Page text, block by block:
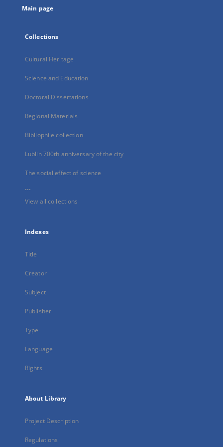
Main page
Collections
Cultural Heritage
Science and Education
Doctoral Dissertations
Regional Materials
Bibliophile collection
Lublin 700th anniversary of the city
The social effect of science
...
View all collections
Indexes
Title
Creator
Subject
Publisher
Type
Language
Rights
About Library
Project Description
Regulations